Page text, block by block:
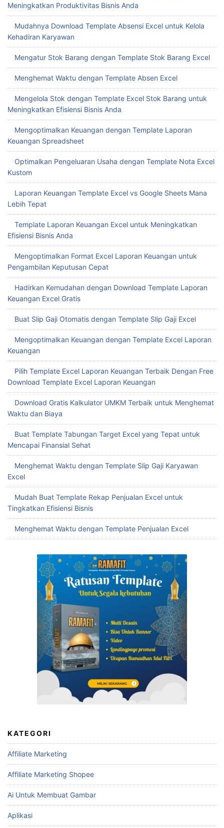
Meningkatkan Produktivitas Bisnis Anda
Mudahnya Download Template Absensi Excel untuk Kelola
Kehadiran Karyawan
Mengatur Stok Barang dengan Template Stok Barang Excel
Menghemat Waktu dengan Template Absen Excel
Mengelola Stok dengan Template Excel Stok Barang untuk
Meningkatkan Efisiensi Bisnis Anda
Mengoptimalkan Keuangan dengan Template Laporan
Keuangan Spreadsheet
Optimalkan Pengeluaran Usaha dengan Template Nota Excel
Kustom
Laporan Keuangan Template Excel vs Google Sheets Mana
Lebih Tepat
Template Laporan Keuangan Excel untuk Meningkatkan
Efisiensi Bisnis Anda
Mengoptimalkan Format Excel Laporan Keuangan untuk
Pengambilan Keputusan Cepat
Hadirkan Kemudahan dengan Download Template Laporan
Keuangan Excel Gratis
Buat Slip Gaji Otomatis dengan Template Slip Gaji Excel
Mengoptimalkan Keuangan dengan Template Excel Laporan
Keuangan
Pilih Template Excel Laporan Keuangan Terbaik Dengan Free
Download Template Excel Laporan Keuangan
Download Gratis Kalkulator UMKM Terbaik untuk Menghemat
Waktu dan Biaya
Buat Template Tabungan Target Excel yang Tepat untuk
Mencapai Finansial Sehat
Menghemat Waktu dengan Template Slip Gaji Karyawan
Excel
Mudah Buat Template Rekap Penjualan Excel untuk
Tingkatkan Efisiensi Bisnis
Menghemat Waktu dengan Template Penjualan Excel
KATEGORI
Affiliate Marketing
Affiliate Marketing Shopee
Ai Untuk Membuat Gambar
Aplikasi